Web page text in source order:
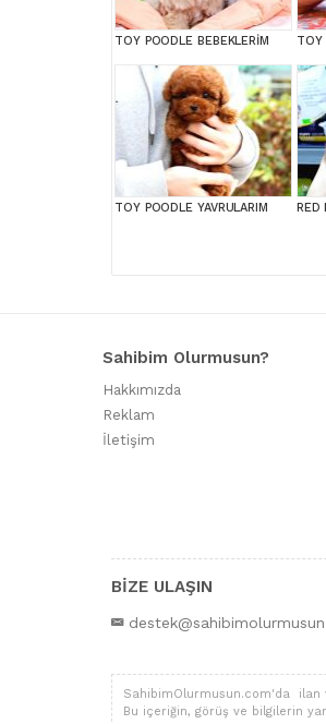
TOY POODLE BEBEKLERİM TOY
TOY POODLE YAVRULARIM
Sahibim Olurmusun?
Hakkımızda
Reklam
İletişim
BİZE ULAŞIN
SahibimOlurmusun.com'da ilan
Bu içeriğin, görüş ve bilgilerin